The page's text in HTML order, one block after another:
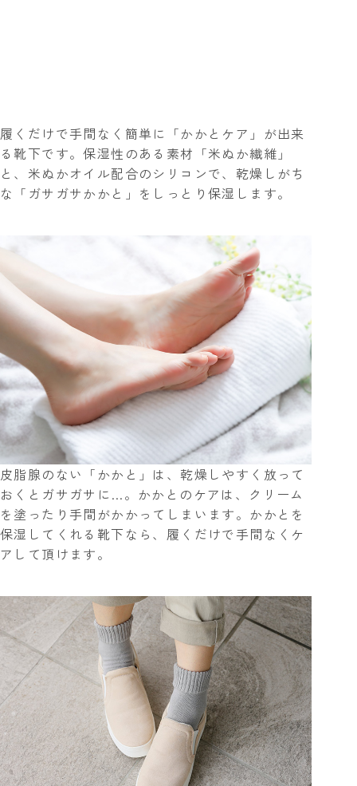
履くだけで手間なく簡単に「かかとケア」が出来
る靴下です。保湿性のある素材「米ぬか繊維」
と、米ぬかオイル配合のシリコンで、 乾燥しがち
な「ガサガサかかと」をしっとり保湿します。
皮脂腺のない「かかと」は、乾燥しやすく放って
おくとガサガサに…。かかとのケアは、クリーム
を塗ったり手間がかかってしまいます。かかとを
保湿してくれる靴下なら、履くだけで手間なくケ
アして頂けます。